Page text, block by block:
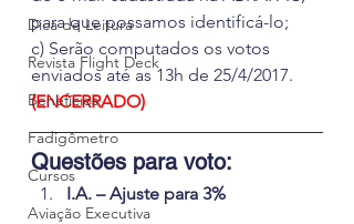
Dica de Leitura
Revista Flight Deck
Benefícios
Fadigômetro
Cursos
Aviação Executiva
para que possamos identificá-lo;
c) Serão computados os votos
enviados até as 13h de 25/4/2017.
(ENCERRADO)
Questões para voto:
I.A. – Ajuste para 3%